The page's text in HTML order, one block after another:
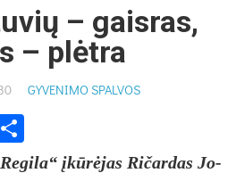
– gaisras,
– plėtra
GYVENIMO SPALVOS
įkūrėjas Ri­čar­das Jo­